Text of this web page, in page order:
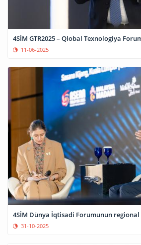
4SİM GTR2025 – Qlobal Texnologiya
11-06-2025
4SİM Dünya İqtisadi Forumunun
31-10-2025